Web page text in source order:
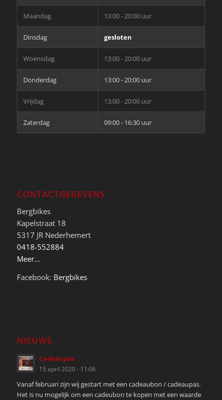
Maandag 13:00 - 20:00 uur
Dinsdag gesloten
Woensdag 13:00 - 20:00 uur
Donderdag 13:00 - 20:00 uur
Vrijdag 13:00 - 20:00 uur
Zaterdag 09:00 - 16:30 uur
CONTACTGEGEVENS
Bergbikes
Kapelstraat 18
5317 JR Nederhemert
0418-552884
Meer…
Facebook: Bergbikes
NIEUWS
Cadeaupas
15 april 2020 - 11:06
Vanaf februari zijn wij gestart met een cadeaubon / cadeaupas.
Het is nu mogelijk om een cadeubon te kopen met een waarde